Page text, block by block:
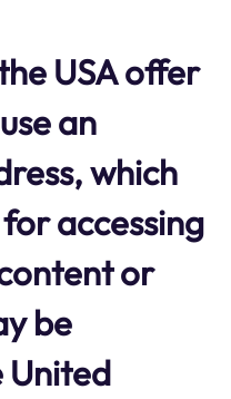
USA offer
an
which
accessing
or
be
United